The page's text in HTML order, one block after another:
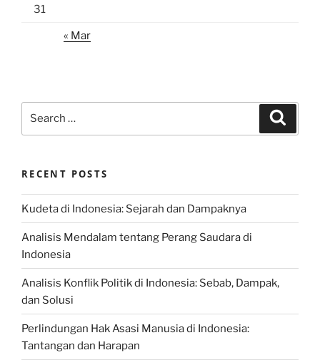
31
« Mar
RECENT POSTS
Kudeta di Indonesia: Sejarah dan Dampaknya
Analisis Mendalam tentang Perang Saudara di
Indonesia
Analisis Konflik Politik di Indonesia: Sebab, Dampak,
dan Solusi
Perlindungan Hak Asasi Manusia di Indonesia:
Tantangan dan Harapan